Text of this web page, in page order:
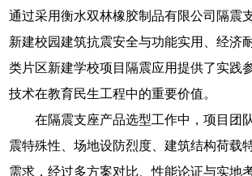
通过采用衡水双林橡胶制品有限公司隔震
新建校园建筑抗震安全与功能实用、经济
类片区新建学校项目隔震应用提供了实践
技术在教育民生工程中的重要价值。
在隔震支座产品选型工作中，项目团
震特殊性、场地设防烈度、建筑结构荷载
需求，经过多方案对比、性能论证与实地